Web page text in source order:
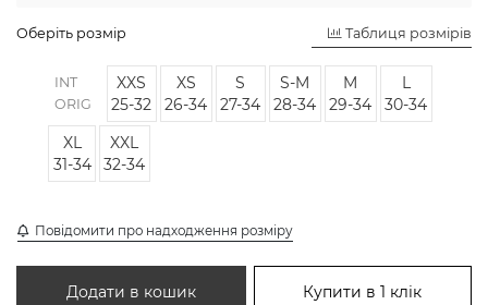
Оберіть розмір Таблиця розмірів
INT
ORIG
XXS
25-32
XS
26-34
S
27-34
S-M
28-34
M
29-34
L
30-34
XL
31-34
XXL
32-34
Повідомити про надходження розміру
Додати в кошик Купити в 1 клік